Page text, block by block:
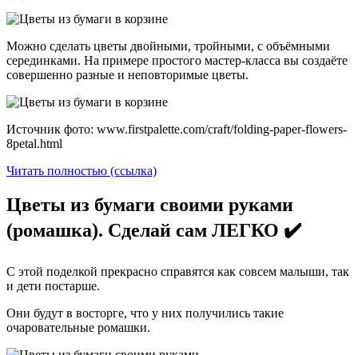
Можно сделать цветы двойными, тройными, с объёмными
серединками. На примере простого мастер-класса вы создаёте
совершенно разные и неповторимые цветы.
Источник фото: www.firstpalette.com/craft/folding-paper-flowers-
8petal.html
Читать полностью (ссылка)
Цветы из бумаги своими руками
(ромашка). Сделай сам ЛЕГКО ✔️
С этой поделкой прекрасно справятся как совсем малыши, так
и дети постарше.
Они будут в восторге, что у них получились такие
очаровательные ромашки.